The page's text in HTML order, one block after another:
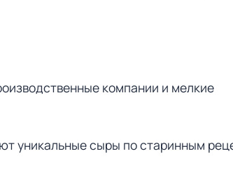
компании и мелкие
уникальные сыры по старинным